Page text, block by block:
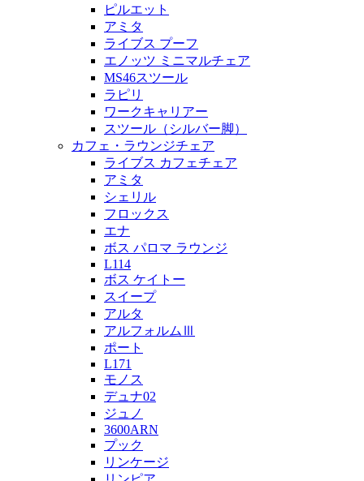
ピルエット
アミタ
ライブス プーフ
エノッツ ミニマルチェア
MS46スツール
ラピリ
ワークキャリアー
スツール（シルバー脚）
カフェ・ラウンジチェア
ライブス カフェチェア
アミタ
シェリル
フロックス
エナ
ボス パロマ ラウンジ
L114
ボス ケイトー
スイープ
アルタ
アルフォルムⅢ
ポート
L171
モノス
デュナ02
ジュノ
3600ARN
プック
リンケージ